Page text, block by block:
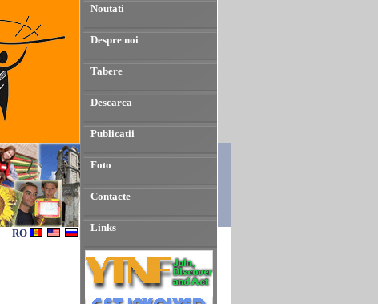
Noutati
Despre noi
Tabere
Descarca
Publicatii
Foto
Contacte
Links
RO